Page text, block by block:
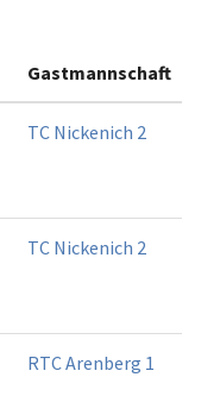
Gastmannschaft
TC Nickenich 2
TC Nickenich 2
RTC Arenberg 1